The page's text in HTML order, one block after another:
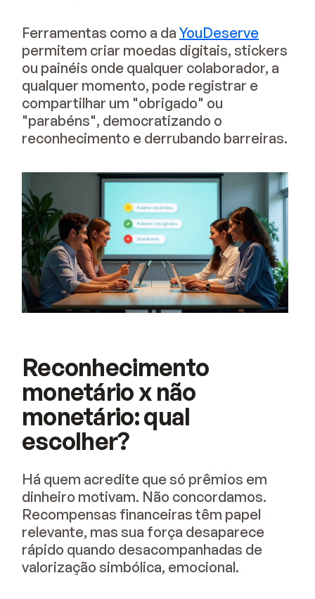
Ferramentas como a da YouDeserve
permitem criar moedas digitais, stickers
ou painéis onde qualquer colaborador, a
qualquer momento, pode registrar e
compartilhar um "obrigado" ou
"parabéns", democratizando o
reconhecimento e derrubando barreiras.
Reconhecimento
monetário x não
monetário: qual
escolher?
Há quem acredite que só prêmios em
dinheiro motivam. Não concordamos.
Recompensas financeiras têm papel
relevante, mas sua força desaparece
rápido quando desacompanhadas de
valorização simbólica, emocional.